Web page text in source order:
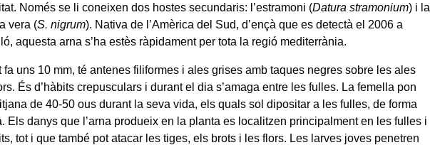
Només se li coneixen dos hostes secundaris: l’estramoni (Datura stramonium) i la
vera (S. nigrum). Nativa de l’Amèrica del Sud, d’ençà que es detectà el 2006 a
aquesta arna s’ha estès ràpidament per tota la regió mediterrània.
fa uns 10 mm, té antenes filiformes i ales grises amb taques negres sobre les ales
És d’hàbits crepusculars i durant el dia s’amaga entre les fulles. La femella pon
de 40-50 ous durant la seva vida, els quals sol dipositar a les fulles, de forma
Els danys que l’arna produeix en la planta es localitzen principalment en les fulles i
tot i que també pot atacar les tiges, els brots i les flors. Les larves joves penetren